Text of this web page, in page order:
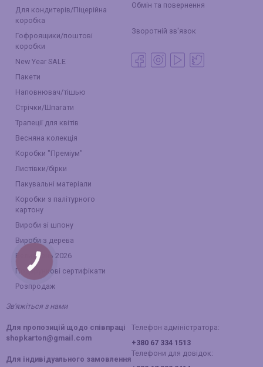
Для кондитерів/Піцерійна
коробка
Гофроящики/поштові
коробки
New Year SALE
Пакети
Наповнювач/тішью
Стрічки/Шпагати
Трапеції для квітів
Весняна колекція
Коробки "Преміум"
Листівки/бірки
Пакувальні матеріали
Коробки з палітурного
картону
Вироби зі шпону
Вироби з дерева
Великдень 2026
Подарункові сертифікати
Розпродаж
Обмін та повернення
Зворотній зв'язок
Зв'яжіться з нами
Для пропозицій щодо співпраці
shopkarton@gmail.com
Для індивідуального замовлення
Телефон адміністратора:
+380 67 334 1513
Телефони для довідок:
КНОПКА
ЗВ'ЯЗКУ